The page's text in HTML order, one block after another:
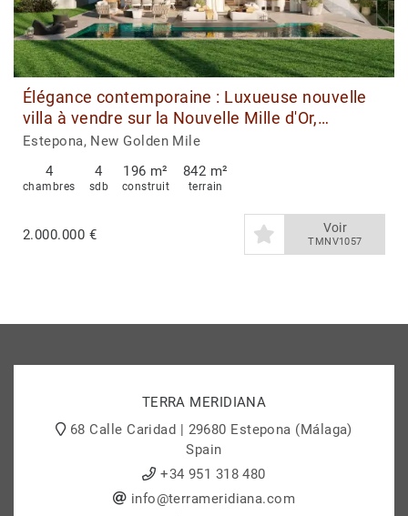
Élégance contemporaine : Luxueuse nouvelle
villa à vendre sur la Nouvelle Mille d'Or,
Estepona Est
Estepona, New Golden Mile
4
chambres
4
sdb
196 m²
construit
842 m²
terrain
2.000.000 € Voir
TMNV1057
TERRA MERIDIANA
68 Calle Caridad | 29680 Estepona (Málaga)
Spain
+34 951 318 480
info@terrameridiana.com